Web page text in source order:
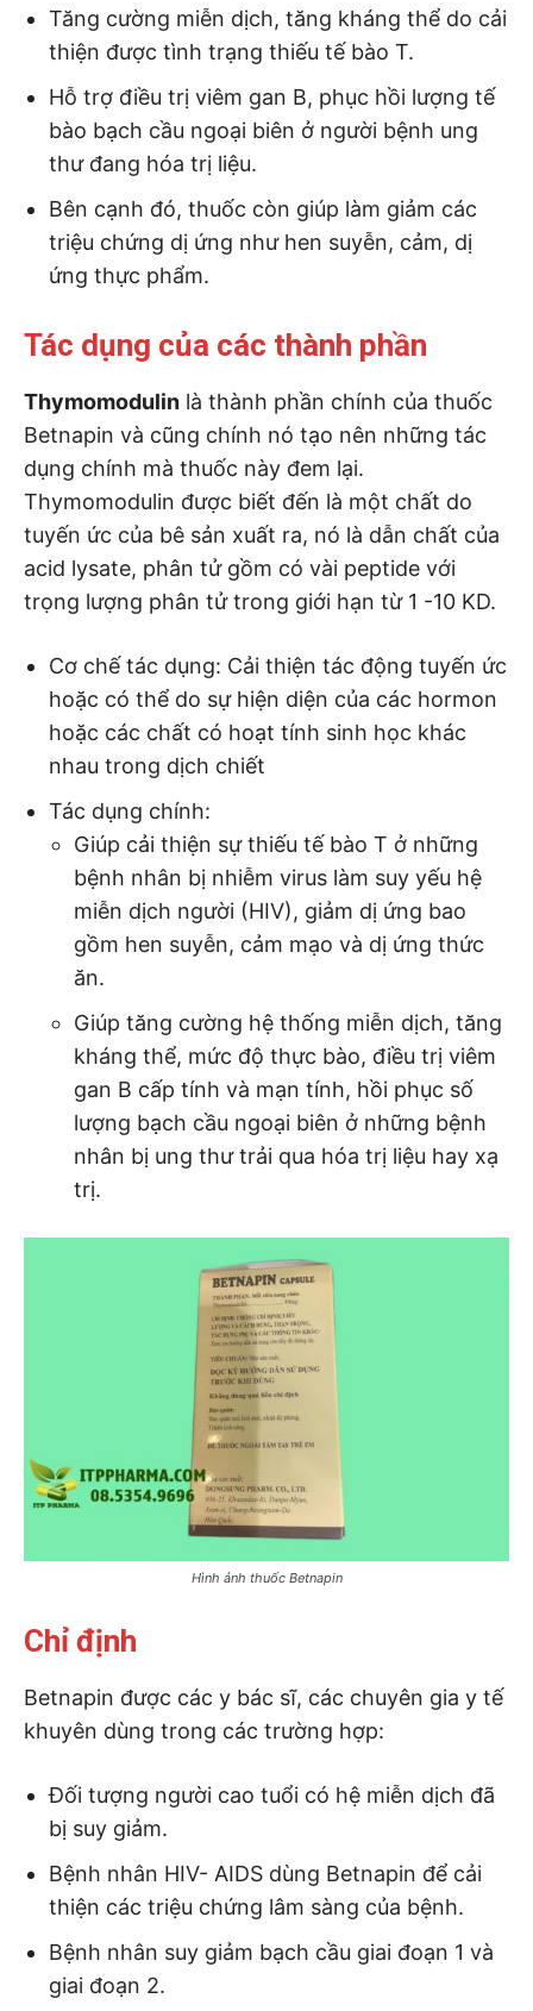
Tăng cường miễn dịch, tăng kháng thể do cải
thiện được tình trạng thiếu tế bào T.
Hỗ trợ điều trị viêm gan B, phục hồi lượng tế
bào bạch cầu ngoại biên ở người bệnh ung
thư đang hóa trị liệu.
Bên cạnh đó, thuốc còn giúp làm giảm các
triệu chứng dị ứng như hen suyễn, cảm, dị
ứng thực phẩm.
Tác dụng của các thành phần
Thymomodulin là thành phần chính của thuốc
Betnapin và cũng chính nó tạo nên những tác
dụng chính mà thuốc này đem lại.
Thymomodulin được biết đến là một chất do
tuyến ức của bê sản xuất ra, nó là dẫn chất của
acid lysate, phân tử gồm có vài peptide với
trọng lượng phân tử trong giới hạn từ 1 -10 KD.
Cơ chế tác dụng: Cải thiện tác động tuyến ức
hoặc có thể do sự hiện diện của các hormon
hoặc các chất có hoạt tính sinh học khác
nhau trong dịch chiết
Tác dụng chính:
Giúp cải thiện sự thiếu tế bào T ở những
bệnh nhân bị nhiễm virus làm suy yếu hệ
miễn dịch người (HIV), giảm dị ứng bao
gồm hen suyễn, cảm mạo và dị ứng thức
ăn.
Giúp tăng cường hệ thống miễn dịch, tăng
kháng thể, mức độ thực bào, điều trị viêm
gan B cấp tính và mạn tính, hồi phục số
lượng bạch cầu ngoại biên ở những bệnh
nhân bị ung thư trải qua hóa trị liệu hay xạ
trị.
Hình ảnh thuốc Betnapin
Chỉ định
Betnapin được các y bác sĩ, các chuyên gia y tế
khuyên dùng trong các trường hợp:
Đối tượng người cao tuổi có hệ miễn dịch đã
bị suy giảm.
Bệnh nhân HIV- AIDS dùng Betnapin để cải
thiện các triệu chứng lâm sàng của bệnh.
Bệnh nhân suy giảm bạch cầu giai đoạn 1 và
giai đoạn 2.